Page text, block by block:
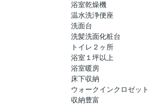
浴室乾燥機
温水洗浄便座
洗面台
洗髪洗面化粧台
トイレ２ヶ所
浴室１坪以上
浴室暖房
床下収納
ウォークインクロゼット
収納豊富